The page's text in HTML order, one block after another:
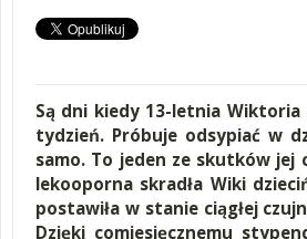
Są dni kiedy 13-letnia Wiktoria
tydzień. Próbuje odsypiać w
samo. To jeden ze skutków jej
lekooporna skradła Wiki
postawiła w stanie ciągłej
Dzięki comiesięcznemu